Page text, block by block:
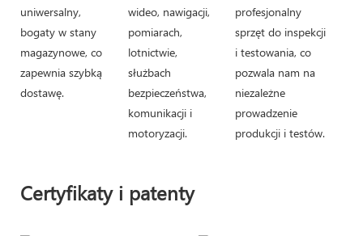
uniwersalny,
bogaty w stany
magazynowe, co
zapewnia szybką
dostawę.
wideo, nawigacji,
pomiarach,
lotnictwie,
służbach
bezpieczeństwa,
komunikacji i
motoryzacji.
profesjonalny
sprzęt do inspekcji
i testowania, co
pozwala nam na
niezależne
prowadzenie
produkcji i testów.
Certyfikaty i patenty